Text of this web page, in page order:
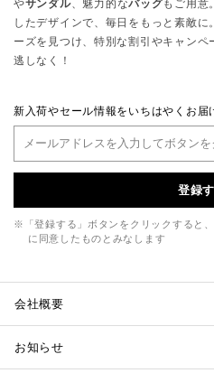
やサンダル、魅力的なバッグもご用意
したデザインで、毎日をもっと素敵に
ーズを見つけ、特別な割引やキャンペ
逃しなく！
新入荷やセール情報をいちはやくお届
登録
※「登録する」ボタンをクリックすると、
に同意したものとみなします
会社概要
お知らせ